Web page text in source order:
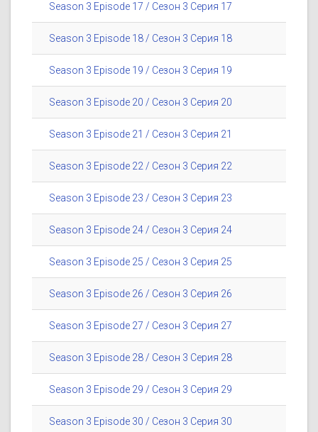
Season 3 Episode 17 / Сезон 3 Серия 17
Season 3 Episode 18 / Сезон 3 Серия 18
Season 3 Episode 19 / Сезон 3 Серия 19
Season 3 Episode 20 / Сезон 3 Серия 20
Season 3 Episode 21 / Сезон 3 Серия 21
Season 3 Episode 22 / Сезон 3 Серия 22
Season 3 Episode 23 / Сезон 3 Серия 23
Season 3 Episode 24 / Сезон 3 Серия 24
Season 3 Episode 25 / Сезон 3 Серия 25
Season 3 Episode 26 / Сезон 3 Серия 26
Season 3 Episode 27 / Сезон 3 Серия 27
Season 3 Episode 28 / Сезон 3 Серия 28
Season 3 Episode 29 / Сезон 3 Серия 29
Season 3 Episode 30 / Сезон 3 Серия 30